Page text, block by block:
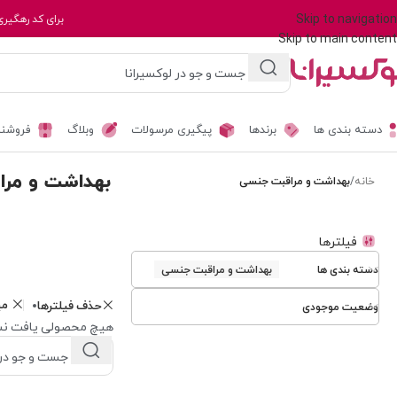
Skip to navigation
Skip to main content
برای کد
دسته بندی ها برندها پیگیری مرسولات وبلاگ
خانه/بهداشت و مراقبت جنسی بهداشت و
فیلترها
دسته بندی ها بهداشت و مراقبت جنسی
وضعیت موجودی حذف فیلترها
هیچ محصولی یافت